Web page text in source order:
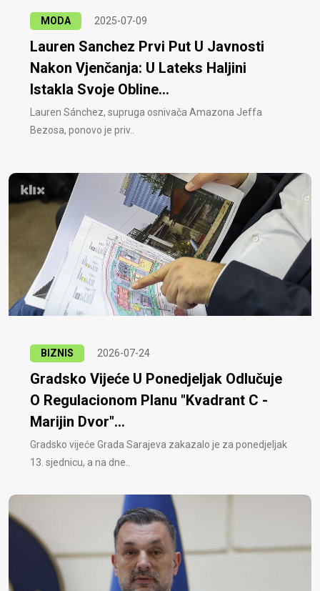
MODA 2025-07-09
Lauren Sanchez Prvi Put U Javnosti
Nakon Vjenčanja: U Lateks Haljini
Istakla Svoje Obline...
Lauren Sánchez, supruga osnivača Amazona Jeffa
Bezosa, ponovo je priv..
BIZNIS 2026-07-24
Gradsko Vijeće U Ponedjeljak Odlučuje
O Regulacionom Planu "Kvadrant C -
Marijin Dvor"...
Gradsko vijeće Grada Sarajeva zakazalo je za ponedjeljak
13. sjednicu, a na dne..